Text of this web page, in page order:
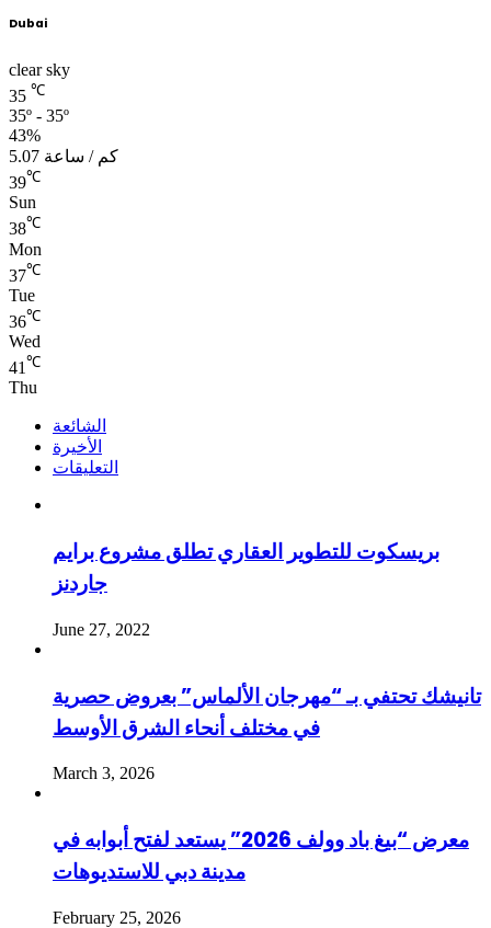
Dubai
clear sky
35 ℃
35º - 35º
43%
5.07 كم / ساعة
39℃
Sun
38℃
Mon
37℃
Tue
36℃
Wed
41℃
Thu
الشائعة
الأخيرة
التعليقات
بريسكوت للتطوير العقاري تطلق مشروع برايم
جاردنز
June 27, 2022
تانيشك تحتفي بـ “مهرجان الألماس” بعروض حصرية
في مختلف أنحاء الشرق الأوسط
March 3, 2026
معرض “بيغ باد وولف 2026” يستعد لفتح أبوابه في
مدينة دبي للاستديوهات
February 25, 2026